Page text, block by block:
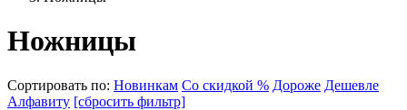
Ножницы
Сортировать по: Новинкам Со скидкой % Дороже Дешевле
Алфавиту [сбросить фильтр]